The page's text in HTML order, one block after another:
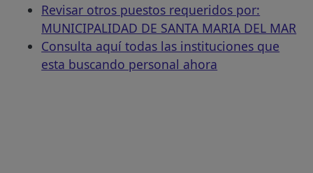
Revisar otros puestos requeridos por:
MUNICIPALIDAD DE SANTA MARIA DEL MAR
Consulta aquí todas las instituciones que
esta buscando personal ahora